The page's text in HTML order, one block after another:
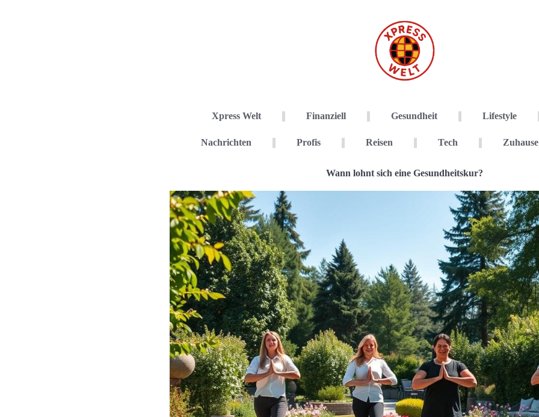
Xpress Welt Finanziell Gesundheit Lifestyle
Nachrichten Profis Reisen Tech Zuhause
Wann lohnt sich eine Gesundheitskur?